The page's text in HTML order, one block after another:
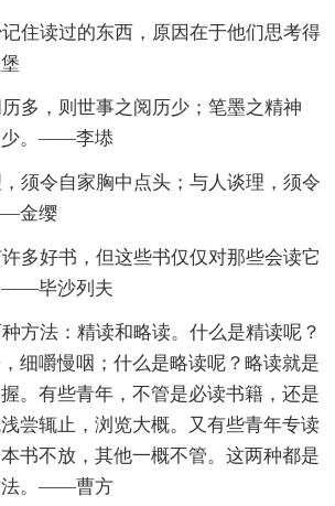
住读过的东西，原因在于他们思考得
多，则世事之阅历少；笔墨之精神
少。——李塨
须令自家胸中点头；与人谈理，须令
金缨
多好书，但这些书仅仅对那些会读它
——毕沙列夫
方法：精读和略读。什么是精读呢？
细嚼慢咽；什么是略读呢？略读就是
。有些青年，不管是必读书籍，还是
尝辄止，浏览大概。又有些青年专读
书不放，其他一概不管。这两种都是
法。——曹方